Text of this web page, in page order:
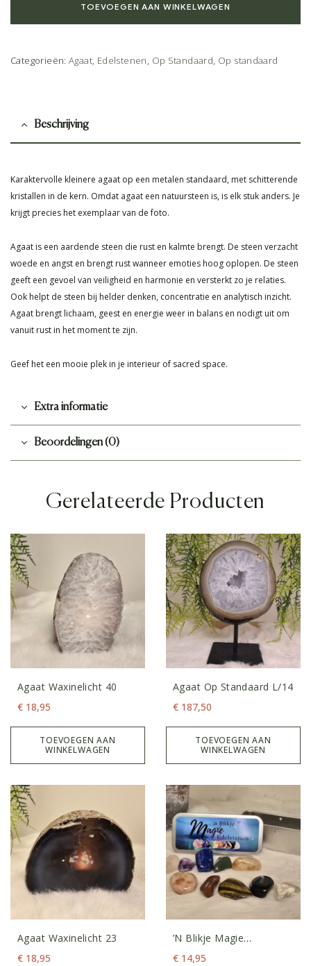
TOEVOEGEN AAN WINKELWAGEN
Categorieën:Agaat, Edelstenen, Op Standaard, Op standaard
Beschrijving
Karaktervolle kleinere agaat op een metalen standaard, met schitterende
kristallen in de kern. Omdat agaat een natuursteen is, is elk stuk anders. Je
krijgt precies het exemplaar van de foto.
Agaat is een aardende steen die rust en kalmte brengt. De steen verzacht
woede en angst en brengt rust wanneer emoties hoog oplopen. De steen
geeft een gevoel van veiligheid en harmonie en versterkt zo je relaties.
Ook helpt de steen bij helder denken, concentratie en analytisch inzicht.
Agaat brengt lichaam, geest en energie weer in balans en nodigt uit om
vanuit rust in het moment te zijn.
Geef het een mooie plek in je interieur of sacred space.
Extra informatie
Beoordelingen (0)
Gerelateerde Producten
Agaat Waxinelicht 40
€ 18,95
TOEVOEGEN AAN
WINKELWAGEN
Agaat Op Standaard L/14
€ 187,50
TOEVOEGEN AAN
WINKELWAGEN
Agaat Waxinelicht 23
€ 18,95
’n Blikje Magie
Edelstenenset
€ 14,95